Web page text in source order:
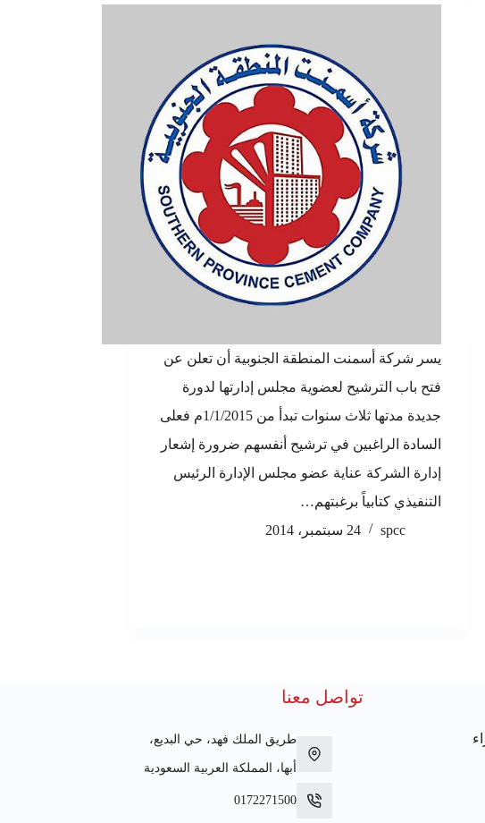
يسر شركة أسمنت المنطقة الجنوبية أن تعلن عن
فتح باب الترشيح لعضوية مجلس إدارتها لدورة
جديدة مدتها ثلاث سنوات تبدأ من 1/1/2015م فعلى
السادة الراغبين في ترشيح أنفسهم ضرورة إشعار
إدارة الشركة عناية عضو مجلس الإدارة الرئيس
التنفيذي كتابياً برغبتهم…
spcc
24 سبتمبر، 2014
تواصل معنا
طريق الملك فهد، حي البديع،
أبها، المملكة العربية السعودية
0172271500